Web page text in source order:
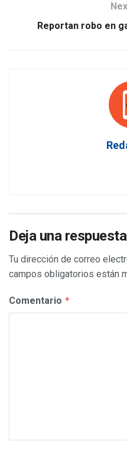
Reportan robo en
Deja una respuesta
Tu dirección de correo
campos obligatorios están
Comentario *